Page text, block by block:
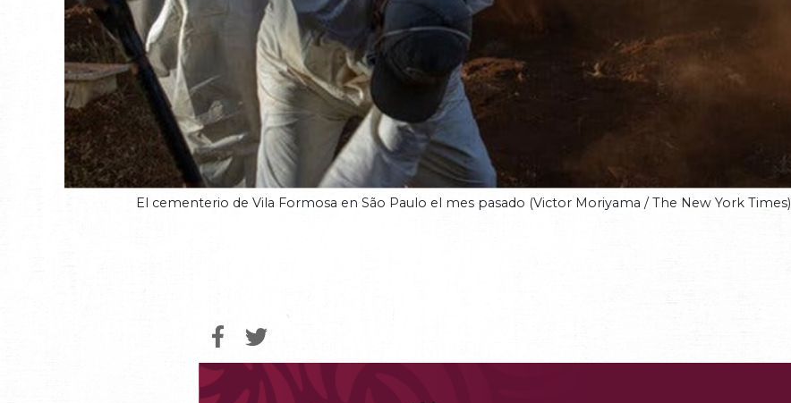
El cementerio de Vila Formosa en São Paulo el mes pasado (Victor Moriyama / The New York Times)